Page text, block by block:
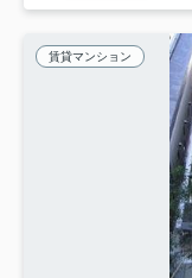
賃貸マンション